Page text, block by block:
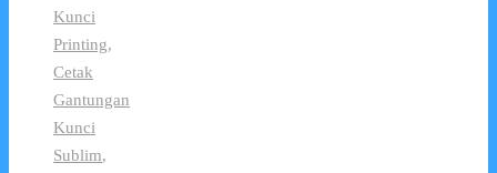
Kunci
Printing,
Cetak
Gantungan
Kunci
Sublim,